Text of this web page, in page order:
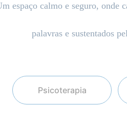
espaço calmo e seguro, onde
palavras e sustentados
Psicoterapia